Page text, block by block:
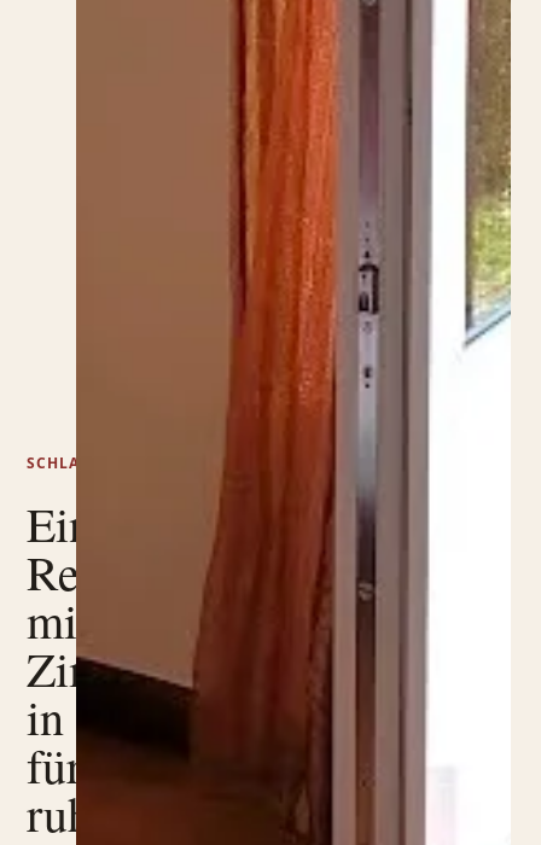
SCHLAFEN UND ESSEN
Ein
Restaurant
mit
Zimmern
in Garda,
für einen
ruhigen